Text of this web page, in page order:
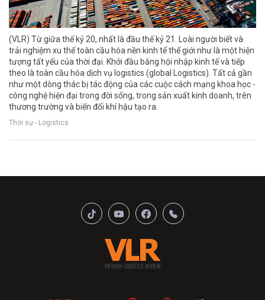
(VLR) Từ giữa thế kỷ 20, nhất là đầu thế kỷ 21. Loài người biết và
trải nghiệm xu thế toàn cầu hóa nền kinh tế thế giới như là một hiện
tượng tất yếu của thời đại. Khởi đầu bằng hội nhập kinh tế và tiếp
theo là toàn cầu hóa dịch vụ logistics (global Logistics). Tất cả gần
như một dòng thác bị tác động của các cuộc cách mạng khoa học -
công nghệ hiện đại trong đời sống, trong sản xuất kinh doanh, trên
thương trường và biến đổi khí hậu tạo ra.
Thời sự - Logistics